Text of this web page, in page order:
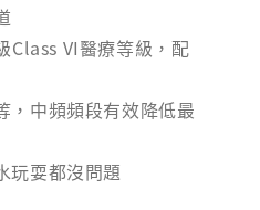
Class VI醫療等級，配
，中頻頻段有效降低最
玩耍都沒問題